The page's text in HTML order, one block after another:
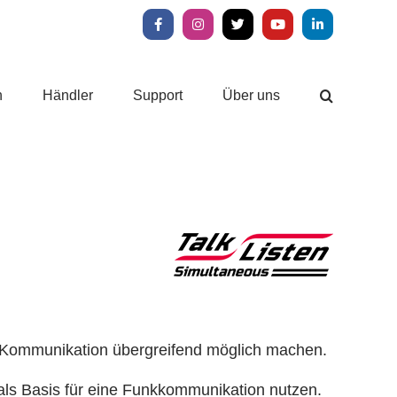
FacebookInstagram
X YouTubeLinkedIn
Händler Support Über uns
übergreifend möglich machen.
Basis für eine Funkkommunikation nutzen.